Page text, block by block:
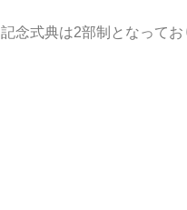
記念式典は2部制となって